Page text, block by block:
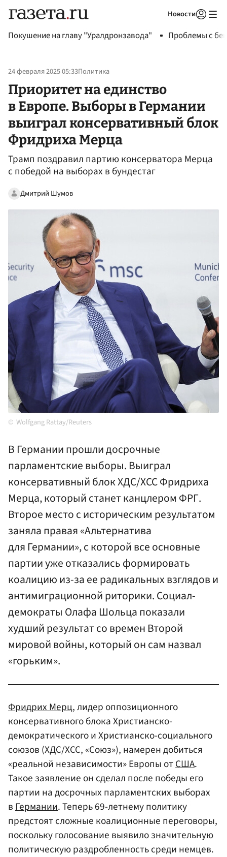
Новости
Покушение на главу "Уралдронзавода" Проблемы с
24 февраля 2025 05:33Политика
Приоритет на единство
в Европе. Выборы в Германии
выиграл консервативный блок
Фридриха Мерца
Трамп поздравил партию консерватора Мерца
с победой на выборах в бундестаг
Дмитрий Шумов
Wolfgang Rattay/Reuters
В Германии прошли досрочные
парламентские выборы. Выиграл
консервативный блок ХДС/ХСС Фридриха
Мерца, который станет канцлером ФРГ.
Второе место с историческим результатом
заняла правая «Альтернатива
для Германии», с которой все основные
партии уже отказались формировать
коалицию из-за ее радикальных взглядов и
антимиграционной риторики. Социал-
демократы Олафа Шольца показали
худший результат со времен Второй
мировой войны, который он сам назвал
«горьким».
Фридрих Мерц, лидер оппозиционного
консервативного блока Христианско-
демократического и Христианско-социального
союзов (ХДС/ХСС, «Союз»), намерен добиться
«реальной независимости» Европы отСША.
Такое заявление он сделал после победы его
партии на досрочных парламентских выборах
вГермании. Теперь 69-летнему политику
предстоят сложные коалиционные переговоры,
поскольку голосование выявило значительную
политическую раздробленность среди немцев.